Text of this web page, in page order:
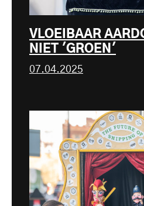
VLOEIBAAR
NIET 'GROEN'
07.04.2025